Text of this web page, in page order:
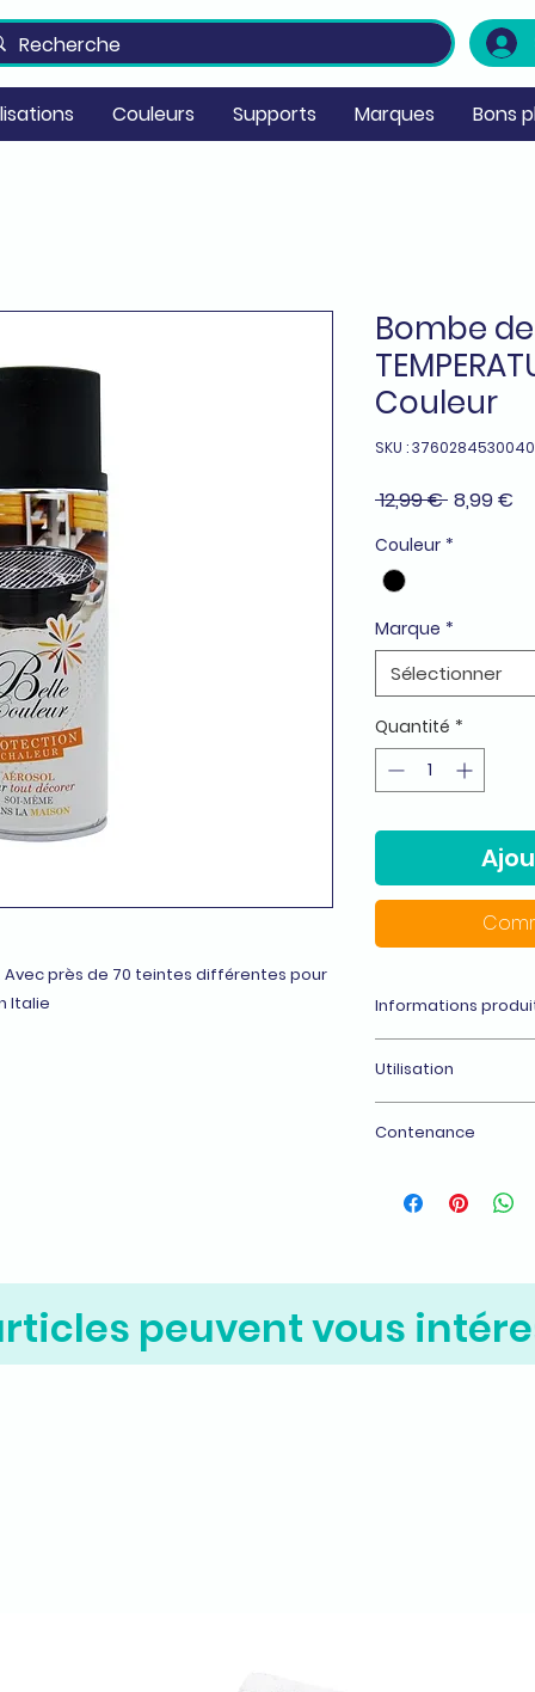
Couleurs Supports Marques Bons
Avec près de 70 teintes différentes pour
Italie
Bombe
Couleur
SKU : 3760284530040
12,99 € Prix
8,99 €
Couleur *
Marque *
Sélectionner
Quantité *
Informations
intérieurs/
Utilisation
Contenance
peuvent vous